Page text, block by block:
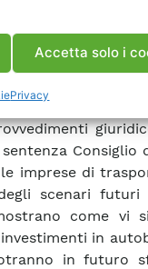
Accetta solo i
Privacy
un caso
aspetti tariffari di
sentenza
imprese di
scenari futuri
come vi
in
in futuro